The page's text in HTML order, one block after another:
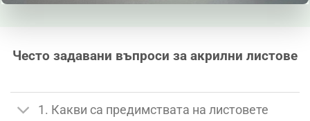
Често задавани въпроси за акрилни листове
1. Какви са предимствата на листовете